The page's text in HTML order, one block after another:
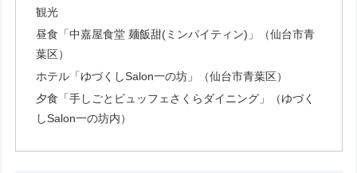
観光
昼食「中嘉屋食堂 麺飯甜(ミンパイティン)」（仙台市青
葉区）
ホテル「ゆづくしSalon一の坊」（仙台市青葉区）
夕食「手しごとビュッフェさくらダイニング」（ゆづく
しSalon一の坊内）